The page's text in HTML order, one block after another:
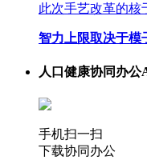
此次手艺改革的核
智力上限取决于模
人口健康协同办公
手机扫一扫
下载协同办公